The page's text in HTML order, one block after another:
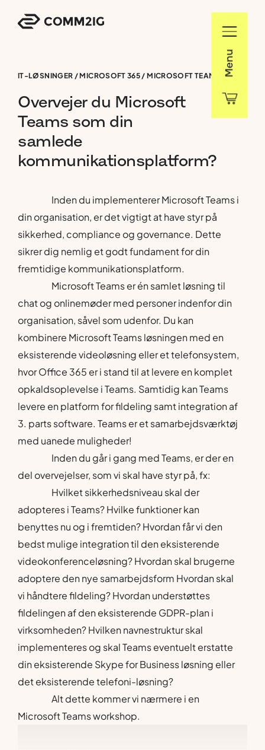
Menu
IT-LØSNINGER /MICROSOFT 365 /MICROSOFT TEAMS /MICROSOFT TEAMS WORKSHOP
Overvejer du Microsoft
Teams som din
samlede
kommunikationsplatform?
Inden du implementerer Microsoft Teams i
din organisation, er det vigtigt at have styr på
sikkerhed, compliance og governance. Dette
sikrer dig nemlig et godt fundament for din
fremtidige kommunikationsplatform.
Microsoft Teams er én samlet løsning til
chat og onlinemøder med personer indenfor din
organisation, såvel som udenfor. Du kan
kombinere Microsoft Teams løsningen med en
eksisterende videoløsning eller et telefonsystem,
hvor Office 365 er i stand til at levere en komplet
opkaldsoplevelse i Teams. Samtidig kan Teams
levere en platform for fildeling samt integration af
3. parts software. Teams er et samarbejdsværktøj
med uanede muligheder!
Inden du går i gang med Teams, er der en
del overvejelser, som vi skal have styr på, fx:
Hvilket sikkerhedsniveau skal der
adopteres i Teams? Hvilke funktioner kan
benyttes nu og i fremtiden? Hvordan får vi den
bedst mulige integration til den eksisterende
videokonferenceløsning? Hvordan skal brugerne
adoptere den nye samarbejdsform Hvordan skal
vi håndtere fildeling? Hvordan understøttes
fildelingen af den eksisterende GDPR-plan i
virksomheden? Hvilken navnestruktur skal
implementeres og skal Teams eventuelt erstatte
din eksisterende Skype for Business løsning eller
det eksisterende telefoni-løsning?
Alt dette kommer vi nærmere i en
Microsoft Teams workshop.